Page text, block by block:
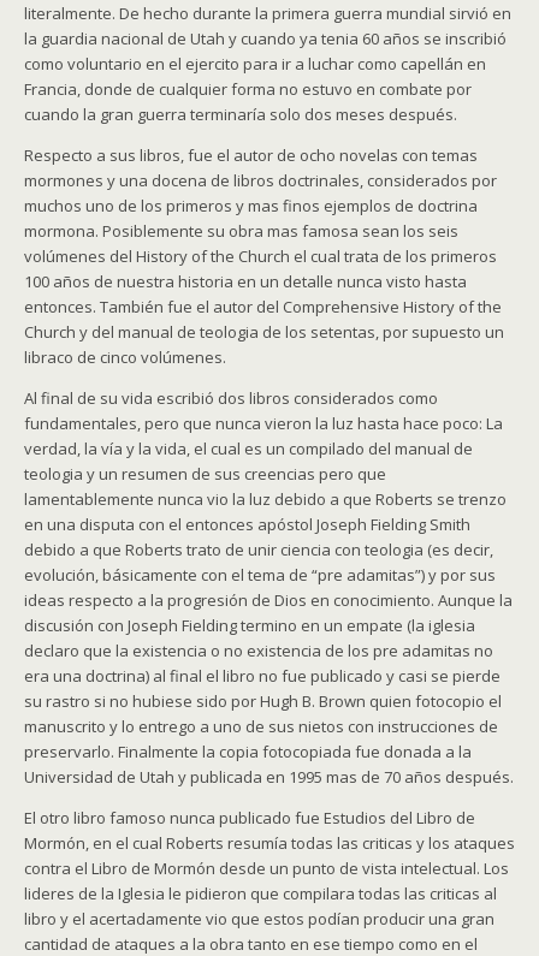
literalmente. De hecho durante la primera guerra mundial sirvió en
la guardia nacional de Utah y cuando ya tenia 60 años se inscribió
como voluntario en el ejercito para ir a luchar como capellán en
Francia, donde de cualquier forma no estuvo en combate por
cuando la gran guerra terminaría solo dos meses después.
Respecto a sus libros, fue el autor de ocho novelas con temas
mormones y una docena de libros doctrinales, considerados por
muchos uno de los primeros y mas finos ejemplos de doctrina
mormona. Posiblemente su obra mas famosa sean los seis
volúmenes del History of the Church el cual trata de los primeros
100 años de nuestra historia en un detalle nunca visto hasta
entonces. También fue el autor del Comprehensive History of the
Church y del manual de teologia de los setentas, por supuesto un
libraco de cinco volúmenes.
Al final de su vida escribió dos libros considerados como
fundamentales, pero que nunca vieron la luz hasta hace poco: La
verdad, la vía y la vida, el cual es un compilado del manual de
teologia y un resumen de sus creencias pero que
lamentablemente nunca vio la luz debido a que Roberts se trenzo
en una disputa con el entonces apóstol Joseph Fielding Smith
debido a que Roberts trato de unir ciencia con teologia (es decir,
evolución, básicamente con el tema de “pre adamitas”) y por sus
ideas respecto a la progresión de Dios en conocimiento. Aunque la
discusión con Joseph Fielding termino en un empate (la iglesia
declaro que la existencia o no existencia de los pre adamitas no
era una doctrina) al final el libro no fue publicado y casi se pierde
su rastro si no hubiese sido por Hugh B. Brown quien fotocopio el
manuscrito y lo entrego a uno de sus nietos con instrucciones de
preservarlo. Finalmente la copia fotocopiada fue donada a la
Universidad de Utah y publicada en 1995 mas de 70 años después.
El otro libro famoso nunca publicado fue Estudios del Libro de
Mormón, en el cual Roberts resumía todas las criticas y los ataques
contra el Libro de Mormón desde un punto de vista intelectual. Los
lideres de la Iglesia le pidieron que compilara todas las criticas al
libro y el acertadamente vio que estos podían producir una gran
cantidad de ataques a la obra tanto en ese tiempo como en el